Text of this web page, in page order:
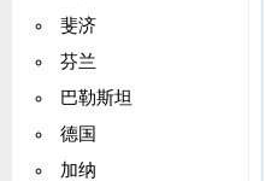
斐济
芬兰
巴勒斯坦
德国
加纳